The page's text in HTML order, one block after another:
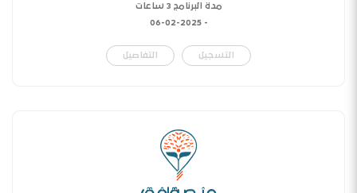
مدة البرنامج 3 ساعات
-
06-02-2025
التسجيل التفاصيل